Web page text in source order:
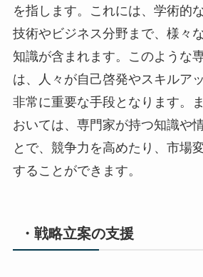
を指します。これには、学術的
技術やビジネス分野まで、様々
知識が含まれます。このような
は、人々が自己啓発やスキルア
非常に重要な手段となります。
おいては、専門家が持つ知識や
とで、競争力を高めたり、市場
することができます。
・戦略立案の支援